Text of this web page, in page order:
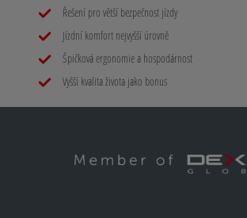
Mammut C-Trail
AL-KO PROSAFE svorka na kolo
Úložné boxy
Řešení pro větší bezpečnost jízdy
Jízdní komfort nejvyšší úrovně
Špičková ergonomie a hospodárnost
Vyšší kvalita života jako bonus